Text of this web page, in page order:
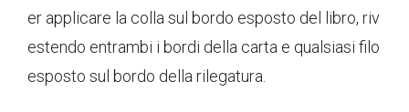
er applicare la colla sul bordo esposto del libro, riv
estendo entrambi i bordi della carta e qualsiasi filo
esposto sul bordo della rilegatura.